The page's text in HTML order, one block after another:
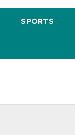
SPORTS